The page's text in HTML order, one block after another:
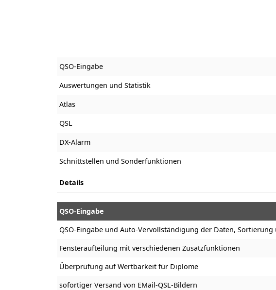
QSO-Eingabe
Auswertungen und Statistik
Atlas
QSL
DX-Alarm
Schnittstellen und Sonderfunktionen
Details
QSO-Eingabe
QSO-Eingabe und Auto-Vervollständigung der Daten, Sortierung
Fensteraufteilung mit verschiedenen Zusatzfunktionen
Überprüfung auf Wertbarkeit für Diplome
sofortiger Versand von EMail-QSL-Bildern